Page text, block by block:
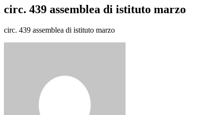
circ. 439 assemblea di istituto marzo
circ. 439 assemblea di istituto marzo